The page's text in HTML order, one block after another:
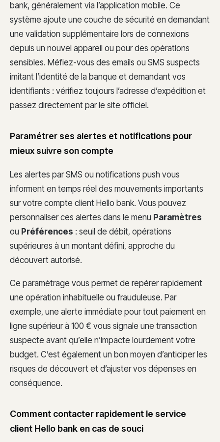
bank, généralement via l’application mobile. Ce
système ajoute une couche de sécurité en demandant
une validation supplémentaire lors de connexions
depuis un nouvel appareil ou pour des opérations
sensibles. Méfiez-vous des emails ou SMS suspects
imitant l’identité de la banque et demandant vos
identifiants : vérifiez toujours l’adresse d’expédition et
passez directement par le site officiel.
Paramétrer ses alertes et notifications pour
mieux suivre son compte
Les alertes par SMS ou notifications push vous
informent en temps réel des mouvements importants
sur votre compte client Hello bank. Vous pouvez
personnaliser ces alertes dans le menu Paramètres
ou Préférences : seuil de débit, opérations
supérieures à un montant défini, approche du
découvert autorisé.
Ce paramétrage vous permet de repérer rapidement
une opération inhabituelle ou frauduleuse. Par
exemple, une alerte immédiate pour tout paiement en
ligne supérieur à 100 € vous signale une transaction
suspecte avant qu’elle n’impacte lourdement votre
budget. C’est également un bon moyen d’anticiper les
risques de découvert et d’ajuster vos dépenses en
conséquence.
Comment contacter rapidement le service
client Hello bank en cas de souci